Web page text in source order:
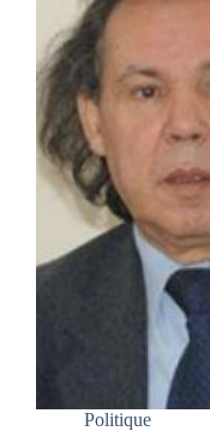
Politique